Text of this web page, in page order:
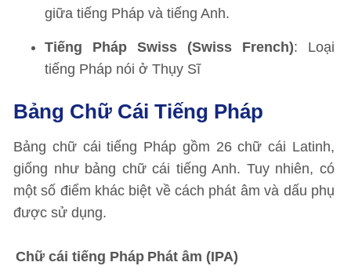
giữa tiếng Pháp và tiếng Anh.
Tiếng Pháp Swiss (Swiss French): Loại
tiếng Pháp nói ở Thụy Sĩ
Bảng Chữ Cái Tiếng Pháp
Bảng chữ cái tiếng Pháp gồm 26 chữ cái Latinh,
giống như bảng chữ cái tiếng Anh. Tuy nhiên, có
một số điểm khác biệt về cách phát âm và dấu phụ
được sử dụng.
Chữ cái tiếng Pháp Phát âm (IPA)